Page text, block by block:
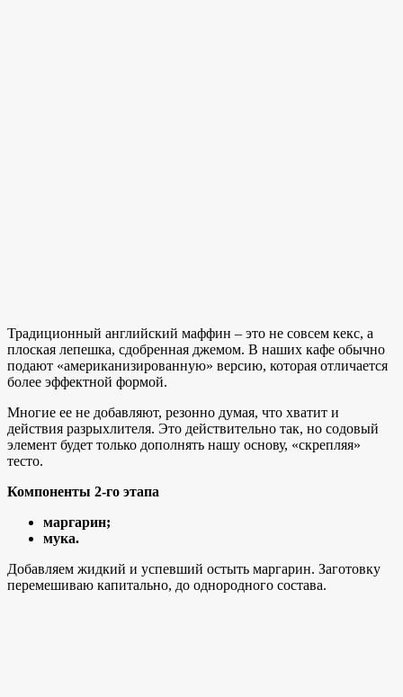
Традиционный английский маффин – это не совсем кекс, а
плоская лепешка, сдобренная джемом. В наших кафе обычно
подают «американизированную» версию, которая отличается
более эффектной формой.
Многие ее не добавляют, резонно думая, что хватит и
действия разрыхлителя. Это действительно так, но содовый
элемент будет только дополнять нашу основу, «скрепляя»
тесто.
Компоненты 2-го этапа
маргарин;
мука.
Добавляем жидкий и успевший остыть маргарин. Заготовку
перемешиваю капитально, до однородного состава.